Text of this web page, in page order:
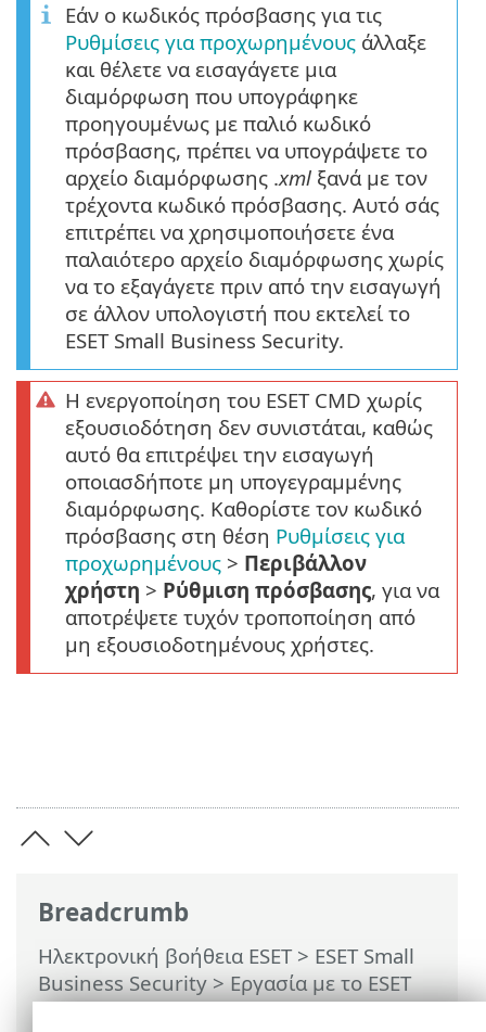
Breadcrumb
Ηλεκτρονική βοήθεια ESET> ESET Small
Business Security>Εργασία με το ESET
Small Business Security>Ρυθμίσεις για
Εάν ο κωδικός πρόσβασης για τις
Ρυθμίσεις για προχωρημένους άλλαξε
και θέλετε να εισαγάγετε μια
διαμόρφωση που υπογράφηκε
προηγουμένως με παλιό κωδικό
πρόσβασης, πρέπει να υπογράψετε το
αρχείο διαμόρφωσης .xml ξανά με τον
τρέχοντα κωδικό πρόσβασης. Αυτό σάς
επιτρέπει να χρησιμοποιήσετε ένα
παλαιότερο αρχείο διαμόρφωσης χωρίς
να το εξαγάγετε πριν από την εισαγωγή
σε άλλον υπολογιστή που εκτελεί το
ESET Small Business Security.
Η ενεργοποίηση του ESET CMD χωρίς
εξουσιοδότηση δεν συνιστάται, καθώς
αυτό θα επιτρέψει την εισαγωγή
οποιασδήποτε μη υπογεγραμμένης
διαμόρφωσης. Καθορίστε τον κωδικό
πρόσβασης στη θέση Ρυθμίσεις για
προχωρημένους > Περιβάλλον
χρήστη > Ρύθμιση πρόσβασης, για να
αποτρέψετε τυχόν τροποποίηση από
μη εξουσιοδοτημένους χρήστες.